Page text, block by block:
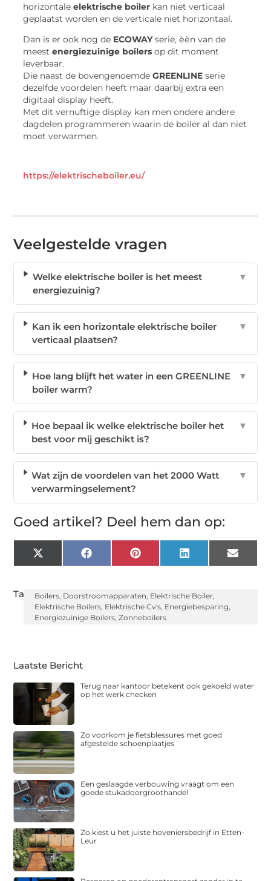
horizontaleelektrische boiler kan niet verticaal
geplaatst worden en de verticale niet horizontaal.
Dan is er ook nog de ECOWAYserie, ѐѐn van de
meestenergiezuinige boilers op dit moment
leverbaar.
Die naast de bovengenoemdeGREENLINE serie
dezelfde voordelen heeft maar daarbij extra een
digitaal display heeft.
Met dit vernuftige display kan men ondere andere
dagdelen programmeren waarin de boiler al dan niet
moet verwarmen.
https://elektrischeboiler.eu/
Veelgestelde vragen
Welke elektrische boiler is het meest
energiezuinig?
▼
Kan ik een horizontale elektrische boiler
verticaal plaatsen?
▼
Hoe lang blijft het water in een GREENLINE
boiler warm?
▼
Hoe bepaal ik welke elektrische boiler het
best voor mij geschikt is?
▼
Wat zijn de voordelen van het 2000 Watt
verwarmingselement?
▼
Goed artikel? Deel hem dan op:
X
(Twitter)
FacebookPinterest LinkedIn Email
Tags:Boilers, Doorstroomapparaten, Elektrische Boiler,
Elektrische Boilers, Elektrische Cv's, Energiebesparing,
Energiezuinige Boilers,Zonneboilers
Laatste Bericht
Terug naar kantoor betekent ook gekoeld water
op het werk checken
Zo voorkom je fietsblessures met goed
afgestelde schoenplaatjes
Een geslaagde verbouwing vraagt om een
goede stukadoorgroothandel
Zo kiest u het juiste hoveniersbedrijf in Etten-
Leur